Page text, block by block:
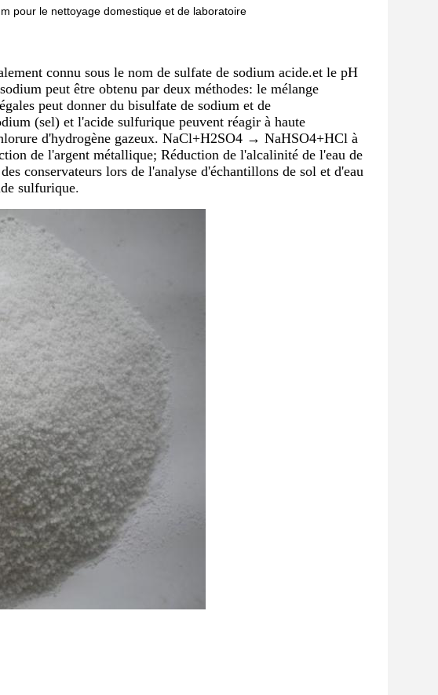
pour le nettoyage domestique et de laboratoire
connu sous le nom de sulfate de sodium acide.et le pH
peut être obtenu par deux méthodes: le mélange
peut donner du bisulfate de sodium et de
(sel) et l'acide sulfurique peuvent réagir à haute
d'hydrogène gazeux. NaCl+H2SO4 → NaHSO4+HCl à
de l'argent métallique; Réduction de l'alcalinité de l'eau de
conservateurs lors de l'analyse d'échantillons de sol et d'eau
sulfurique.